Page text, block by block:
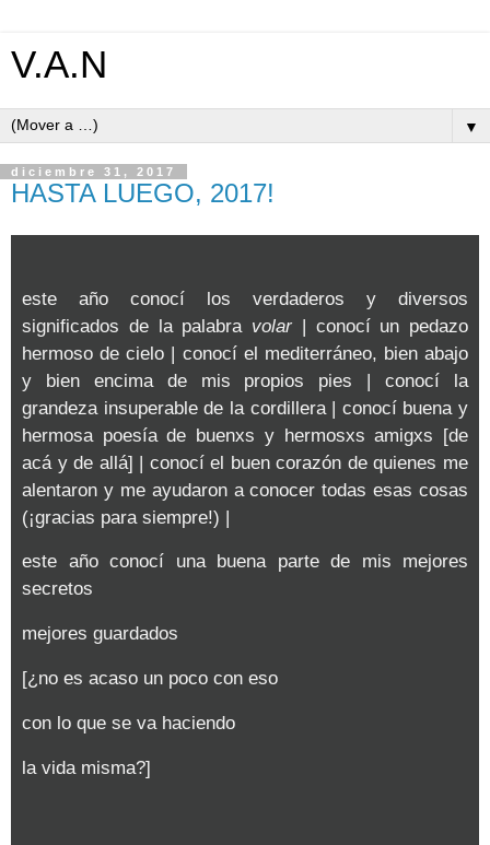
V.A.N
▼
diciembre 31, 2017
HASTA LUEGO, 2017!
este año conocí los verdaderos y diversos
significados de la palabra volar | conocí un pedazo
hermoso de cielo | conocí el mediterráneo, bien abajo
y bien encima de mis propios pies | conocí la
grandeza insuperable de la cordillera | conocí buena y
hermosa poesía de buenxs y hermosxs amigxs [de
acá y de allá] | conocí el buen corazón de quienes me
alentaron y me ayudaron a conocer todas esas cosas
(¡gracias para siempre!) |
este año conocí una buena parte de mis mejores
secretos
mejores guardados
[¿no es acaso un poco con eso
con lo que se va haciendo
la vida misma?]